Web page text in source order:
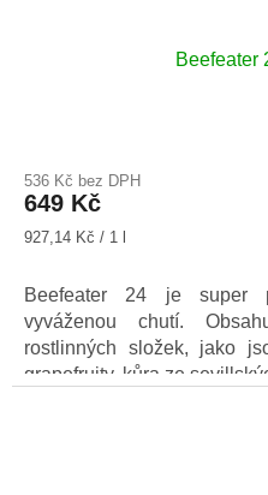
Beefeater
produktu
je
5,0
hvězdiček.
536 Kč bez DPH
649 Kč
Měrná
927,14 Kč / 1 l
Beefeater 24 je super
vyváženou chutí.
rostlinných složek, jako
grapefruity, kůra ze